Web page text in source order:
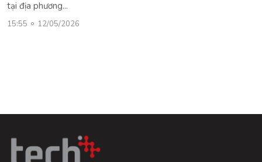
tại địa phương...
15:55 12/05/2026